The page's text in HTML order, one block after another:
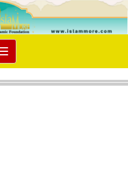
Toggle
navigation